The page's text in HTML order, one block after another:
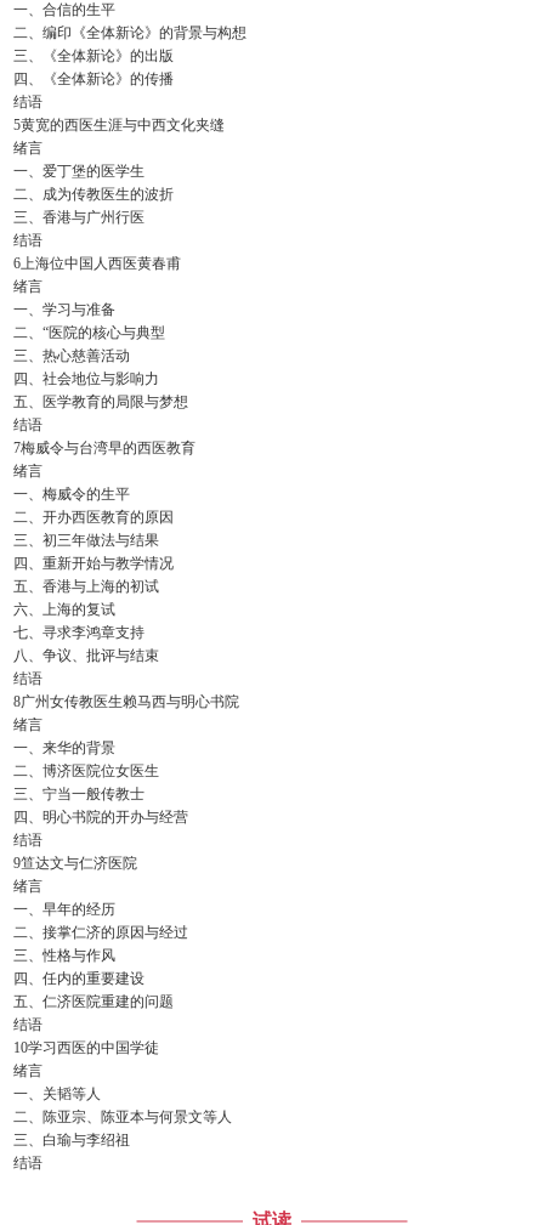
一、合信的生平
二、编印《全体新论》的背景与构想
三、《全体新论》的出版
四、《全体新论》的传播
结语
5黄宽的西医生涯与中西文化夹缝
绪言
一、爱丁堡的医学生
二、成为传教医生的波折
三、香港与广州行医
结语
6上海位中国人西医黄春甫
绪言
一、学习与准备
二、“医院的核心与典型
三、热心慈善活动
四、社会地位与影响力
五、医学教育的局限与梦想
结语
7梅威令与台湾早的西医教育
绪言
一、梅威令的生平
二、开办西医教育的原因
三、初三年做法与结果
四、重新开始与教学情况
五、香港与上海的初试
六、上海的复试
七、寻求李鸿章支持
八、争议、批评与结束
结语
8广州女传教医生赖马西与明心书院
绪言
一、来华的背景
二、博济医院位女医生
三、宁当一般传教士
四、明心书院的开办与经营
结语
9笪达文与仁济医院
绪言
一、早年的经历
二、接掌仁济的原因与经过
三、性格与作风
四、任内的重要建设
五、仁济医院重建的问题
结语
10学习西医的中国学徒
绪言
一、关韬等人
二、陈亚宗、陈亚本与何景文等人
三、白瑜与李绍祖
结语
试读